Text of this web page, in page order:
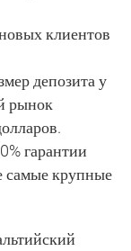
клиентов
депозита у
рынок
гарантии
самые крупные